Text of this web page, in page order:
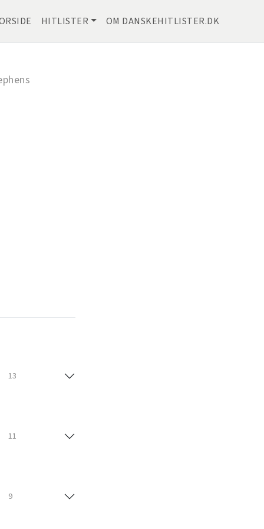
HITLISTER OM DANSKEHITLISTER.DK
13
11
9